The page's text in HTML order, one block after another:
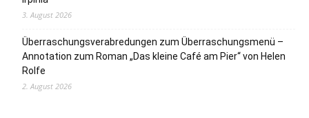
3. August 2026
Überraschungsverabredungen zum Überraschungsmenü –
Annotation zum Roman „Das kleine Café am Pier“ von Helen
Rolfe
2. August 2026